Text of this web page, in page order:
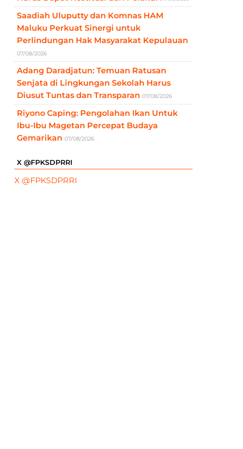
Saadiah Uluputty dan Komnas HAM
Maluku Perkuat Sinergi untuk
Perlindungan Hak Masyarakat Kepulauan
07/08/2026
Adang Daradjatun: Temuan Ratusan
Senjata di Lingkungan Sekolah Harus
Diusut Tuntas dan Transparan 07/08/2026
Riyono Caping: Pengolahan Ikan Untuk
Ibu-Ibu Magetan Percepat Budaya
Gemarikan 07/08/2026
X @FPKSDPRRI
X @FPKSDPRRI